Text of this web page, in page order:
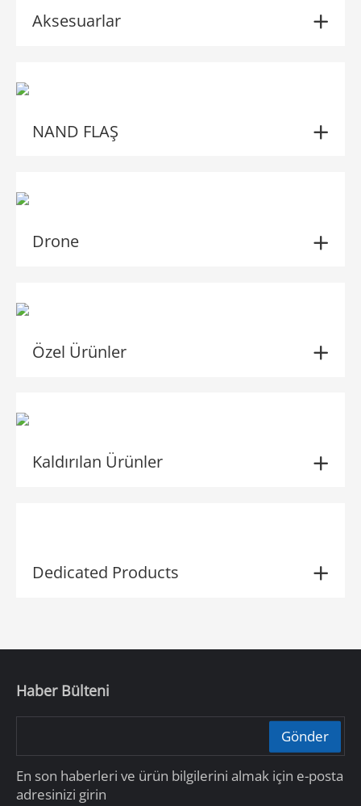
Aksesuarlar
NAND FLAŞ
Drone
Özel Ürünler
Kaldırılan Ürünler
Dedicated Products
Haber Bülteni
Gönder
En son haberleri ve ürün bilgilerini almak için e-posta
adresinizi girin